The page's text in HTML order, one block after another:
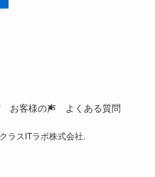
お客様の声 よくある質問
ラスITラボ株式会社.